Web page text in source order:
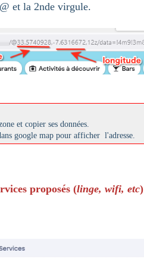
et la 2nde virgule.
et copier ses données.
google map pour afficher l'adresse.
proposés (linge, wifi, etc)